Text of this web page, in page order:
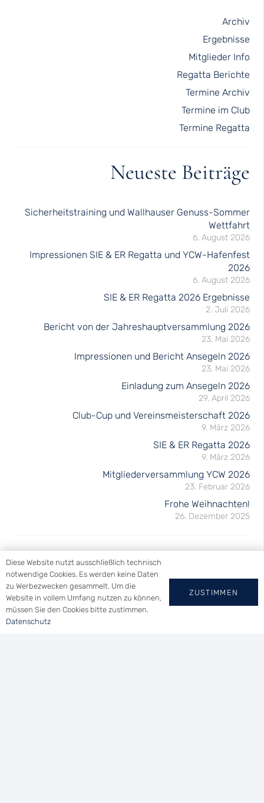
Archiv
Ergebnisse
Mitglieder Info
Regatta Berichte
Termine Archiv
Termine im Club
Termine Regatta
Neueste Beiträge
Sicherheitstraining und Wallhauser Genuss-Sommer
Wettfahrt
6. August 2026
Impressionen SIE & ER Regatta und YCW-Hafenfest
2026
6. August 2026
SIE & ER Regatta 2026 Ergebnisse
2. Juli 2026
Bericht von der Jahreshauptversammlung 2026
23. Mai 2026
Impressionen und Bericht Ansegeln 2026
23. Mai 2026
Einladung zum Ansegeln 2026
29. April 2026
Club-Cup und Vereinsmeisterschaft 2026
9. März 2026
SIE & ER Regatta 2026
9. März 2026
Mitgliederversammlung YCW 2026
23. Februar 2026
Frohe Weihnachten!
26. Dezember 2025
Diese Website nutzt ausschließlich technisch
notwendige Cookies. Es werden keine Daten
zu Werbezwecken gesammelt. Um die
Website in vollem Umfang nutzen zu können,
müssen Sie den Cookies bitte zustimmen.
Datenschutz
ZUSTIMMEN